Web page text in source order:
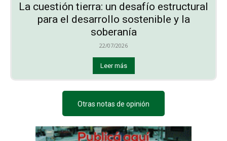
La cuestión tierra: un desafío estructural
para el desarrollo sostenible y la
soberanía
22/07/2026
Leer más
Otras notas de opinión